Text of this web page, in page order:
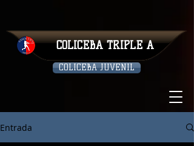
COLICEBA JUVENIL
COLICEBA TRIPLE A
Entrada